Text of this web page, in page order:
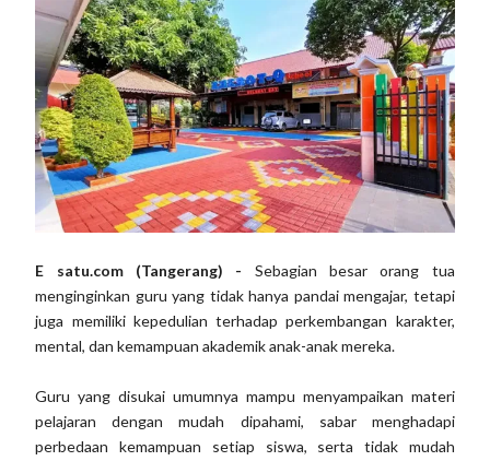
E satu.com (Tangerang) - Sebagian besar orang tua
menginginkan guru yang tidak hanya pandai mengajar, tetapi
juga memiliki kepedulian terhadap perkembangan karakter,
mental, dan kemampuan akademik anak-anak mereka.
Guru yang disukai umumnya mampu menyampaikan materi
pelajaran dengan mudah dipahami, sabar menghadapi
perbedaan kemampuan setiap siswa, serta tidak mudah